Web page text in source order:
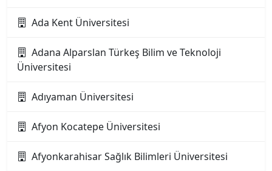
Ada Kent Üniversitesi
Adana Alparslan Türkeş Bilim ve Teknoloji
Üniversitesi
Adıyaman Üniversitesi
Afyon Kocatepe Üniversitesi
Afyonkarahisar Sağlık Bilimleri Üniversitesi